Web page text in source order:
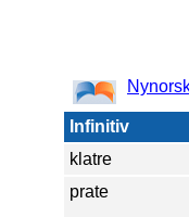
Infinitiv
klatre
prate